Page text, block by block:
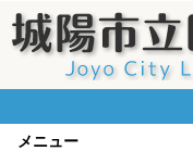
メニュー